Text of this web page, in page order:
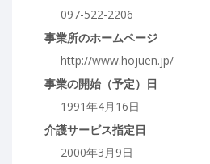
097-522-2206
事業所のホームページ
http://www.hojuen.jp/
事業の開始（予定）日
1991年4月16日
介護サービス指定日
2000年3月9日